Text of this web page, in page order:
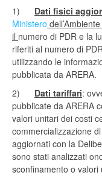
1) Dati fisici
Ministero
il numero di PDR e la
riferiti al numero di
utilizzando le
pubblicata da ARERA.
2) Dati tariffari:
pubblicate da ARERA
valori unitari dei costi
commercializzazione
aggiornati con la
sono stati analizzati
sconfinamento o valori